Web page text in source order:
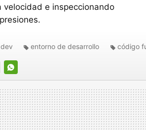
velocidad e inspeccionando
WHATSAPP
entorno de desarrollo código